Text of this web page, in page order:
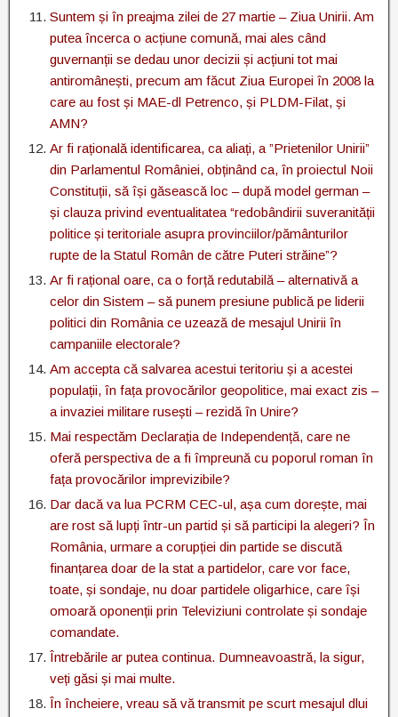
Suntem și în preajma zilei de 27 martie – Ziua Unirii. Am
putea încerca o acțiune comună, mai ales când
guvernanții se dedau unor decizii și acțiuni tot mai
antiromânești, precum am făcut Ziua Europei în 2008 la
care au fost și MAE-dl Petrenco, și PLDM-Filat, și
AMN?
Ar fi rațională identificarea, ca aliați, a ”Prietenilor Unirii”
din Parlamentul României, obținând ca, în proiectul Noii
Constituții, să își găsească loc – după model german –
și clauza privind eventualitatea “redobândirii suveranității
politice și teritoriale asupra provinciilor/pământurilor
rupte de la Statul Român de către Puteri străine”?
Ar fi rațional oare, ca o forță redutabilă – alternativă a
celor din Sistem – să punem presiune publică pe liderii
politici din România ce uzează de mesajul Unirii în
campaniile electorale?
Am accepta că salvarea acestui teritoriu și a acestei
populații, în fața provocărilor geopolitice, mai exact zis –
a invaziei militare rusești – rezidă în Unire?
Mai respectăm Declarația de Independență, care ne
oferă perspectiva de a fi împreună cu poporul roman în
fața provocărilor imprevizibile?
Dar dacă va lua PCRM CEC-ul, așa cum dorește, mai
are rost să lupți într-un partid și să participi la alegeri? În
România, urmare a corupției din partide se discută
finanțarea doar de la stat a partidelor, care vor face,
toate, și sondaje, nu doar partidele oligarhice, care își
omoară oponenții prin Televiziuni controlate și sondaje
comandate.
Întrebările ar putea continua. Dumneavoastră, la sigur,
veți găsi și mai multe.
În încheiere, vreau să vă transmit pe scurt mesajul dlui